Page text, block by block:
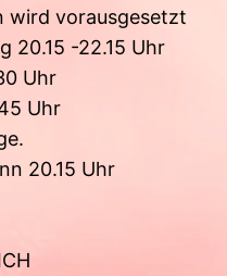
wird vorausgesetzt
20.15 -22.15 Uhr
Uhr
Uhr
20.15 Uhr